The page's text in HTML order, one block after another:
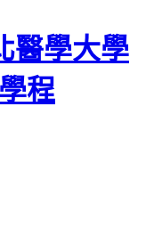
醫學大學
程